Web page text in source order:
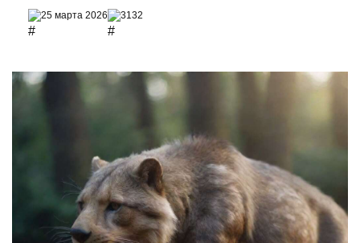
25 марта 2026 3132